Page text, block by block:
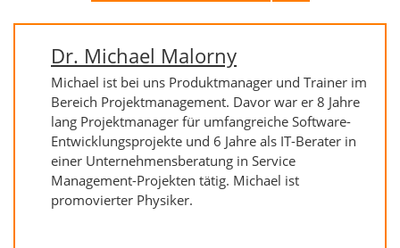
Dr. Michael Malorny
Michael ist bei uns Produktmanager und Trainer im
Bereich Projektmanagement. Davor war er 8 Jahre
lang Projektmanager für umfangreiche Software-
Entwicklungsprojekte und 6 Jahre als IT-Berater in
einer Unternehmensberatung in Service
Management-Projekten tätig. Michael ist
promovierter Physiker.